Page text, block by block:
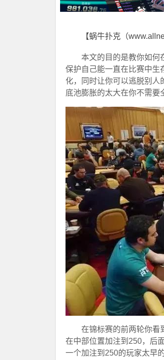
【蜗牛扑克（
本文的目的是教你如何
保护自己能一直在比赛中生
化，同时让你可以逃脱别人
底池膨胀的太大在你不需要
在锦标赛的前两轮你看
在中部位置加注到250，后
一个加注到250的玩家太早